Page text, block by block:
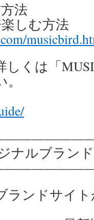
法
しむ方法
しくは「
ナルブラン
ランドサイ